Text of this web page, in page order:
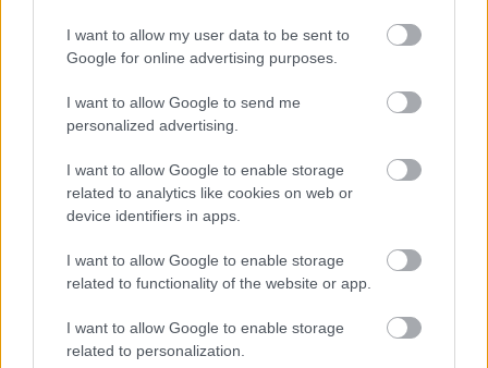
I want to allow my user data to be sent to
Google for online advertising purposes.
I want to allow Google to send me
personalized advertising.
I want to allow Google to enable storage
related to analytics like cookies on web or
device identifiers in apps.
I want to allow Google to enable storage
related to functionality of the website or app.
I want to allow Google to enable storage
related to personalization.
Jackbotin käyttöönotto ja
hinnoittelu